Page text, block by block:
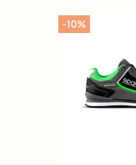
-10%